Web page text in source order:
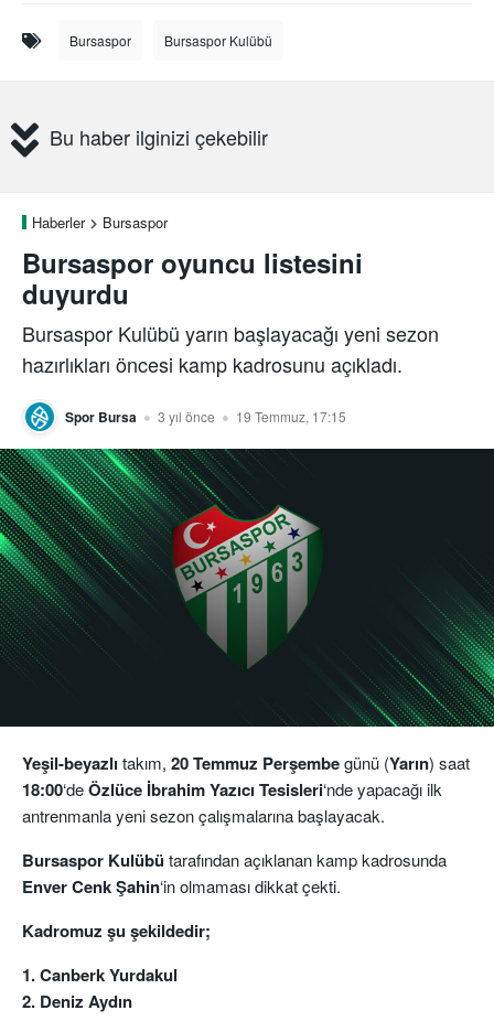
Bursaspor Bursaspor Kulübü
Bu haber ilginizi çekebilir
Haberler Bursaspor
Bursaspor oyuncu listesini
duyurdu
Bursaspor Kulübü yarın başlayacağı yeni sezon
hazırlıkları öncesi kamp kadrosunu açıkladı.
Spor Bursa 3 yıl önce 19 Temmuz, 17:15
Yeşil-beyazlı takım, 20 Temmuz Perşembegünü (Yarın) saat
18:00‘deÖzlüce İbrahim Yazıcı Tesisleri‘nde yapacağı ilk
antrenmanla yeni sezon çalışmalarına başlayacak.
Bursaspor Kulübütarafından açıklanan kamp kadrosunda
Enver Cenk Şahin‘in olmaması dikkat çekti.
Kadromuz şu şekildedir;
1. Canberk Yurdakul
2. Deniz Aydın